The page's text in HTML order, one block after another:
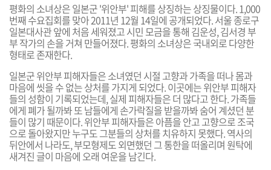
평화의 소녀상은 일본군 '위안부' 피해를 상징하는 상징물이다. 1,000
번째 수요집회를 맞아 2011년 12월 14일에 공개되었다. 서울 종로구
일본대사관 앞에 처음 세워졌고 시민 모금을 통해 김운성, 김서경 부
부 작가의 손을 거쳐 만들어졌다. 평화의 소녀상은 국내외로 다양한
형태로 존재한다.
일본군 위안부 피해자들은 소녀였던 시절 고향과 가족을 떠나 몸과
마음에 씻을 수 없는 상처를 가지게 되었다. 이곳에는 위안부 피해자
들의 성함이 기록되었는데, 실제 피해자들은 더 많다고 한다. 가족들
에게 폐가 될까봐 또 남들에게 손가락질을 받을까봐 숨어 계셨던 분
들이 많기 때문이다. 위안부 피해자들은 아픔을 안고 고향으로 조국
으로 돌아왔지만 누구도 그분들의 상처를 치유하지 못했다. 역사의
뒤안에서 나라도, 부모형제도 외면했던 그 통한을 떠올리며 원탁에
새겨진 글이 마음에 오래 여운을 남긴다.